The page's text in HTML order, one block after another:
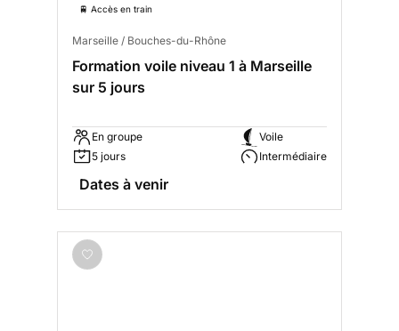
🚆 Accès en train
Marseille / Bouches-du-Rhône
Formation voile niveau 1 à Marseille
sur 5 jours
En groupe
5 jours
Voile
Intermédiaire
Dates à venir